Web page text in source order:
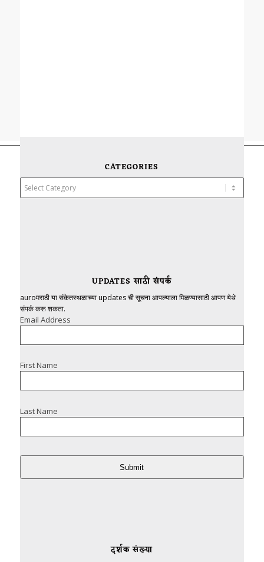
CATEGORIES
UPDATES साठी संपर्क
auroमराठी या संकेतस्थळाच्या updates ची सूचना आपल्याला मिळण्यासाठी आपण येथे
संपर्क करू शकता.
Email Address
First Name
Last Name
Submit
दर्शक संख्या